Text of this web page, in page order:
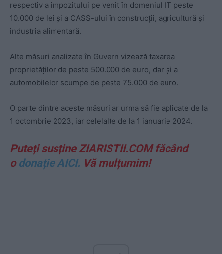
respectiv a impozitului pe venit în domeniul IT peste
10.000 de lei şi a CASS-ului în construcţii, agricultură şi
industria alimentară.
Alte măsuri analizate în Guvern vizează taxarea
proprietăţilor de peste 500.000 de euro, dar şi a
automobilelor scumpe de peste 75.000 de euro.
O parte dintre aceste măsuri ar urma să fie aplicate de la
1 octombrie 2023, iar celelalte de la 1 ianuarie 2024.
Puteți susține ZIARISTII.COM făcând
o donație AICI. Vă mulțumim!